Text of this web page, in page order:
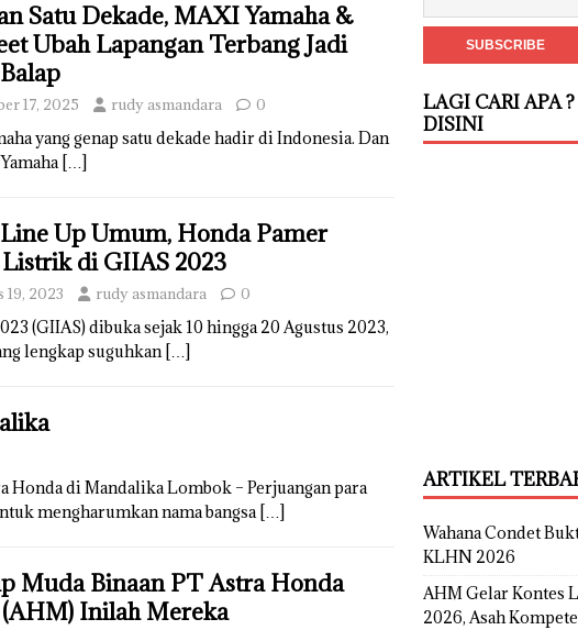
Satu Dekade, MAXI Yamaha &
Ubah Lapangan Terbang Jadi
17, 2025 rudy asmandara 0
yang genap satu dekade hadir di Indonesia. Dan
[…]
Up Umum, Honda Pamer
di GIIAS 2023
19, 2023 rudy asmandara 0
(GIIAS) dibuka sejak 10 hingga 20 Agustus 2023,
lengkap suguhkan […]
Honda di Mandalika Lombok – Perjuangan para
mengharumkan nama bangsa […]
Muda Binaan PT Astra Honda
Inilah Mereka
LAGI CARI APA
DISINI
ARTIKEL
Wahana Condet
KLHN 2026
AHM Gelar Kontes
2026, Asah